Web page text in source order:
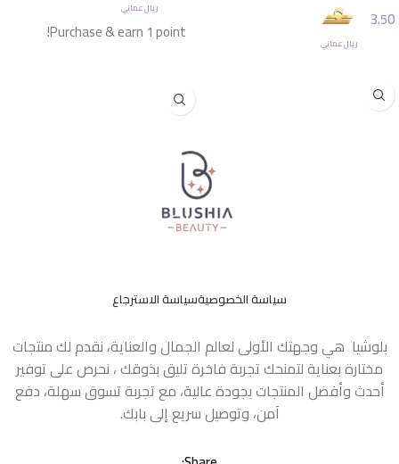
3.50
ريال عماني
ريال عماني
Purchase & earn 1 point!
سياسة الخصوصيةسياسة الاسترجاع
بلوشيا هي وجهتك الأولى لعالم الجمال والعناية، نقدم لك منتجات
مختارة بعناية لتمنحك تجربة فاخرة تليق بذوقك ، نحرص على توفير
أحدث وأفضل المنتجات بجودة عالية، مع تجربة تسوق سهلة، دفع
آمن، وتوصيل سريع إلى بابك.